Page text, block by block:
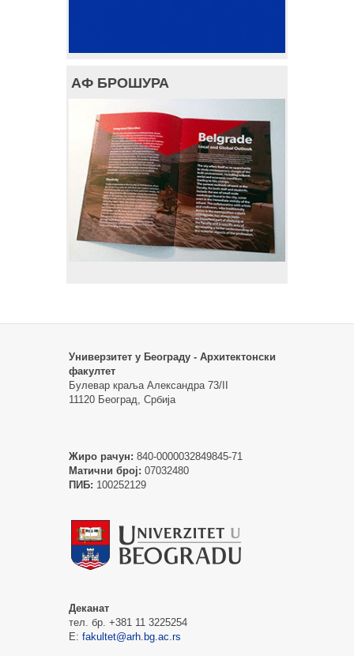
АФ БРОШУРА
Универзитет у Београду - Архитектонски
факултет
Булевар краља Александра 73/II
11120 Београд, Србија
Жиро рачун: 840-0000032849845-71
Матични број: 07032480
ПИБ: 100252129
Деканат
тел. бр. +381 11 3225254
Е: fakultet@arh.bg.ac.rs